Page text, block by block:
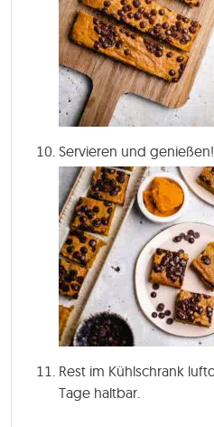
Servieren und genießen!
Rest im Kühlschrank
Tage haltbar.